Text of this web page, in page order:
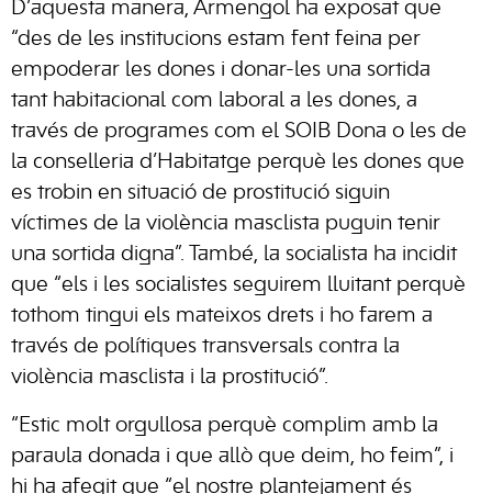
D’aquesta manera, Armengol ha exposat que
“des de les institucions estam fent feina per
empoderar les dones i donar-les una sortida
tant habitacional com laboral a les dones, a
través de programes com el SOIB Dona o les de
la conselleria d’Habitatge perquè les dones que
es trobin en situació de prostitució siguin
víctimes de la violència masclista puguin tenir
una sortida digna”. També, la socialista ha incidit
que “els i les socialistes seguirem lluitant perquè
tothom tingui els mateixos drets i ho farem a
través de polítiques transversals contra la
violència masclista i la prostitució”.
“Estic molt orgullosa perquè complim amb la
paraula donada i que allò que deim, ho feim”, i
hi ha afegit que “el nostre plantejament és